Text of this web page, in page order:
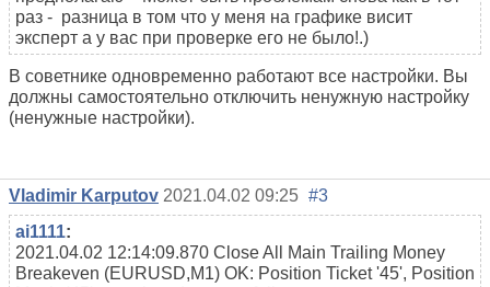
раз - разница в том что у меня на графике висит
эксперт а у вас при проверке его не было!.)
В советнике одновременно работают все настройки. Вы
должны самостоятельно отключить ненужную настройку
(ненужные настройки).
Vladimir Karputov 2021.04.02 09:25 #3
ai1111:
2021.04.02 12:14:09.870 Close All Main Trailing Money
Breakeven (EURUSD,M1) OK: Position Ticket '45', Position